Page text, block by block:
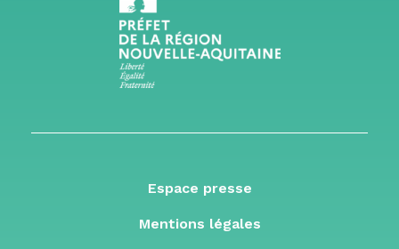
Espace presse
Mentions légales